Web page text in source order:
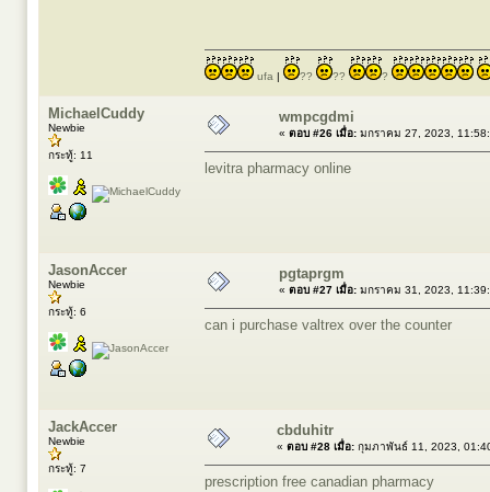
ufa | ?? ?? ?
MichaelCuddy
Newbie
กระทู้: 11
wmpcgdmi
« ตอบ #26 เมื่อ: มกราคม 27, 2023,
levitra pharmacy online
JasonAccer
Newbie
กระทู้: 6
pgtaprgm
« ตอบ #27 เมื่อ: มกราคม 31, 2023,
can i purchase valtrex over the counter
JackAccer
Newbie
กระทู้: 7
cbduhitr
« ตอบ #28 เมื่อ: กุมภาพันธ์ 11, 2023,
prescription free canadian pharmacy